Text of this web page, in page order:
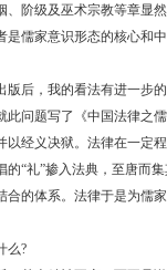
阶级及巫术宗教等章显
儒家意识形态的核心和
，我的看法有进一步
问题写了《中国法律之
经义决狱。法律在一定
“礼”掺入法典，至唐而
的体系。法律于是为儒
么?